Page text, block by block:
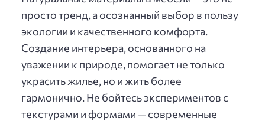
просто тренд, а осознанный выбор в пользу
экологии и качественного комфорта.
Создание интерьера, основанного на
уважении к природе, помогает не только
украсить жилье, но и жить более
гармонично. Не бойтесь экспериментов с
текстурами и формами — современные